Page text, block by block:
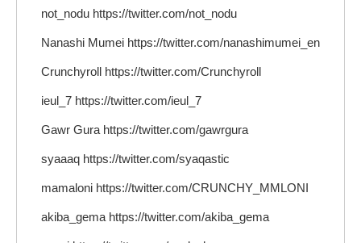
not_nodu https://twitter.com/not_nodu
Nanashi Mumei https://twitter.com/nanashimumei_en
Crunchyroll https://twitter.com/Crunchyroll
ieul_7 https://twitter.com/ieul_7
Gawr Gura https://twitter.com/gawrgura
syaaaq https://twitter.com/syaqastic
mamaloni https://twitter.com/CRUNCHY_MMLONI
akiba_gema https://twitter.com/akiba_gema